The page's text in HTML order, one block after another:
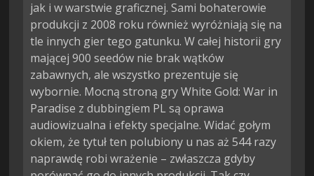
jak i w warstwie graficznej. Sami bohaterowie
produkcji z 2008 roku również wyróżniają się na
tle innych gier tego gatunku. W całej historii gry
mającej 900 seedów nie brak wątków
zabawnych, ale wszystko prezentuje się
wybornie. Mocną stroną gry White Gold: War in
Paradise z dubbingiem PL są oprawa
audiowizualna i efekty specjalne. Widać gołym
okiem, że tytuł ten polubiony u nas aż 544 razy
naprawdę robi wrażenie – zwłaszcza gdyby